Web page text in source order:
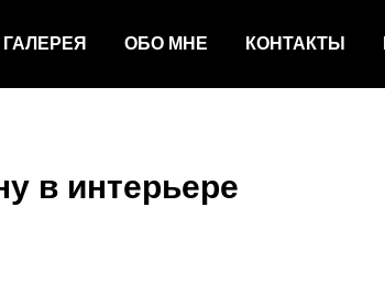
ГАЛЕРЕЯ ОБО МНЕ КОНТАКТЫ
в интерьере